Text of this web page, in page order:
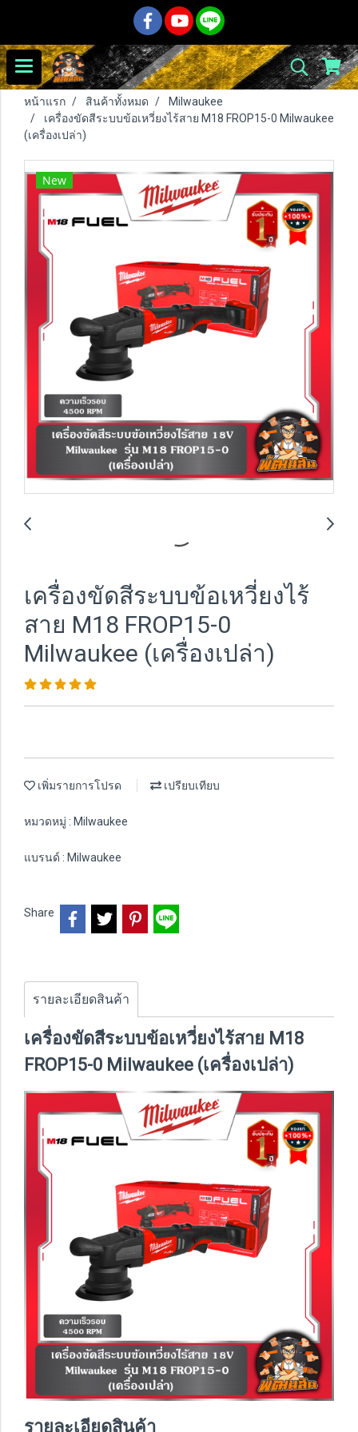
หน้าแรก สินค้าทั้งหมด
Milwaukee
เครื่องขัดสีระบบข้อเหวี่ยงไร้สาย M18 FROP15-0 Milwaukee
(เครื่องเปล่า)
New
เครื่องขัดสีระบบข้อเหวี่ยงไร้
สาย M18 FROP15-0
Milwaukee (เครื่องเปล่า)
เพิ่มรายการโปรด เปรียบเทียบ
หมวดหมู่ : Milwaukee
แบรนด์ : Milwaukee
Share
รายละเอียดสินค้า
เครื่องขัดสีระบบข้อเหวี่ยงไร้สาย M18
FROP15-0 Milwaukee (เครื่องเปล่า)
รายละเอียดสินค้า